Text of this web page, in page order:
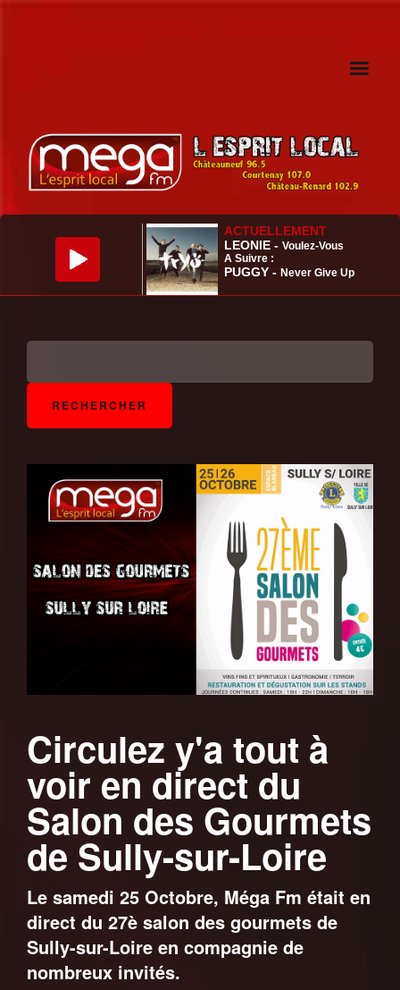
Circulez y'a tout à
voir en direct du
Salon des Gourmets
de Sully-sur-Loire
Le samedi 25 Octobre, Méga Fm était en
direct du 27è salon des gourmets de
Sully-sur-Loire en compagnie de
nombreux invités.